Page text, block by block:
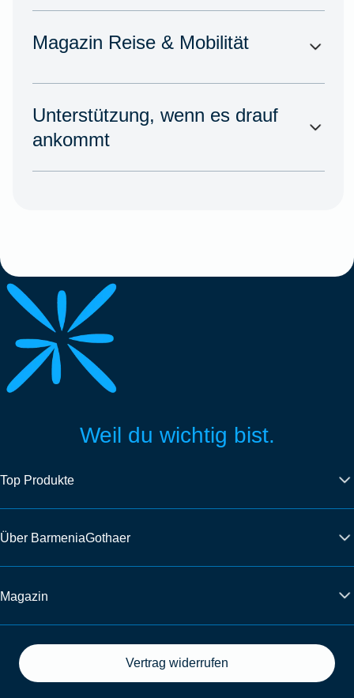
Magazin Reise & Mobilität
Unterstützung, wenn es drauf
ankommt
Weil du wichtig bist.
Top Produkte
Über BarmeniaGothaer
Magazin
Vertrag widerrufen